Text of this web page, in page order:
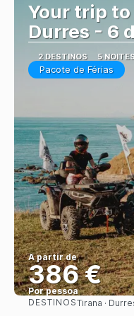
Your trip
Durres - 6
2 DESTINOS 5
Pacote de Férias
A partir de
386 €
Por pessoa
DESTINOSTirana ·